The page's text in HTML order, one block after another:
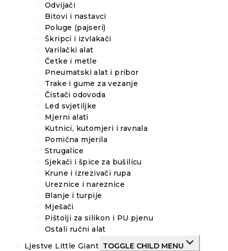
Odvijači
Bitovi i nastavci
Poluge (pajseri)
Škripci i izvlakači
Varilački alat
Četke i metle
Pneumatski alat i pribor
Trake i gume za vezanje
Čistači odovoda
Led svjetiljke
Mjerni alati
Kutnici, kutomjeri i ravnala
Pomična mjerila
Strugalice
Sjekači i špice za bušilicu
Krune i izrezivači rupa
Ureznice i nareznice
Blanje i turpije
Mješači
Pištolji za silikon i PU pjenu
Ostali ručni alat
Ljestve Little Giant TOGGLE CHILD MENU